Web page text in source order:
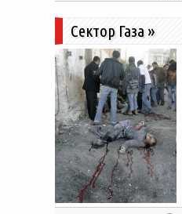
Сектор Газа»